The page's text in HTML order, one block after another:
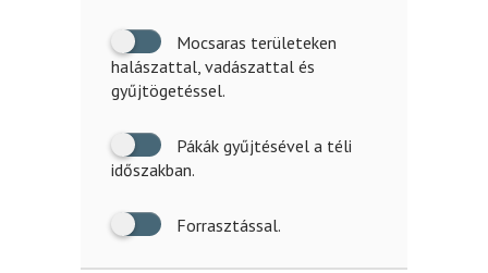
Mocsaras területeken
halászattal, vadászattal és
gyűjtögetéssel.
Pákák gyűjtésével a téli
időszakban.
Forrasztással.